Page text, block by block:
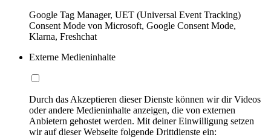
Google Tag Manager, UET (Universal Event Tracking)
Consent Mode von Microsoft, Google Consent Mode,
Klarna, Freshchat
Externe Medieninhalte
Durch das Akzeptieren dieser Dienste können wir dir Videos
oder andere Medieninhalte anzeigen, die von externen
Anbietern gehostet werden. Mit deiner Einwilligung setzen
wir auf dieser Webseite folgende Drittdienste ein: